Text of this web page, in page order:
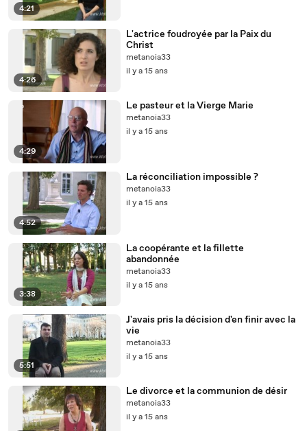
4:21
4:26
L'actrice foudroyée par la Paix du
Christ
metanoia33
il y a 15 ans
4:29
Le pasteur et la Vierge Marie
metanoia33
il y a 15 ans
4:52
La réconciliation impossible ?
metanoia33
il y a 15 ans
3:38
La coopérante et la fillette
abandonnée
metanoia33
il y a 15 ans
5:51
J'avais pris la décision d'en finir avec la
vie
metanoia33
il y a 15 ans
Le divorce et la communion de désir
metanoia33
il y a 15 ans